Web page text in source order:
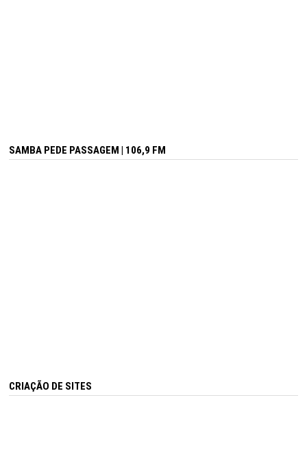
SAMBA PEDE PASSAGEM | 106,9 FM
CRIAÇÃO DE SITES